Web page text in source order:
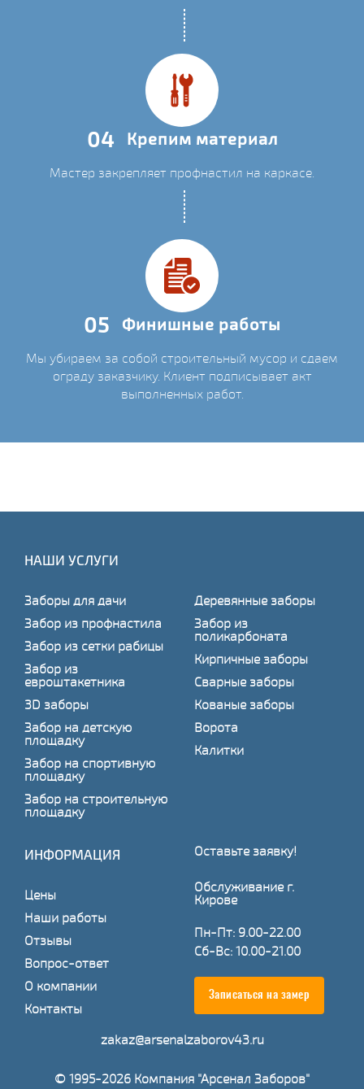
04 Крепим материал
Мастер закрепляет профнастил на каркасе.
05 Финишные работы
Мы убираем за собой строительный мусор и сдаем
ограду заказчику. Клиент подписывает акт
выполненных работ.
НАШИ УСЛУГИ
Заборы для дачи
Забор из профнастила
Забор из сетки рабицы
Забор из
евроштакетника
3D заборы
Забор на детскую
площадку
Забор на спортивную
площадку
Забор на строительную
площадку
Деревянные заборы
Забор из
поликарбоната
Кирпичные заборы
Сварные заборы
Кованые заборы
Ворота
Калитки
ИНФОРМАЦИЯ
Цены
Наши работы
Отзывы
Вопрос-ответ
О компании
Контакты
Оставьте заявку!
Обслуживание г.
Кирове
Пн-Пт: 9.00-22.00
Сб-Вс: 10.00-21.00
Записаться на замер
zakaz@arsenalzaborov43.ru
© 1995-2026 Компания "Арсенал Заборов"